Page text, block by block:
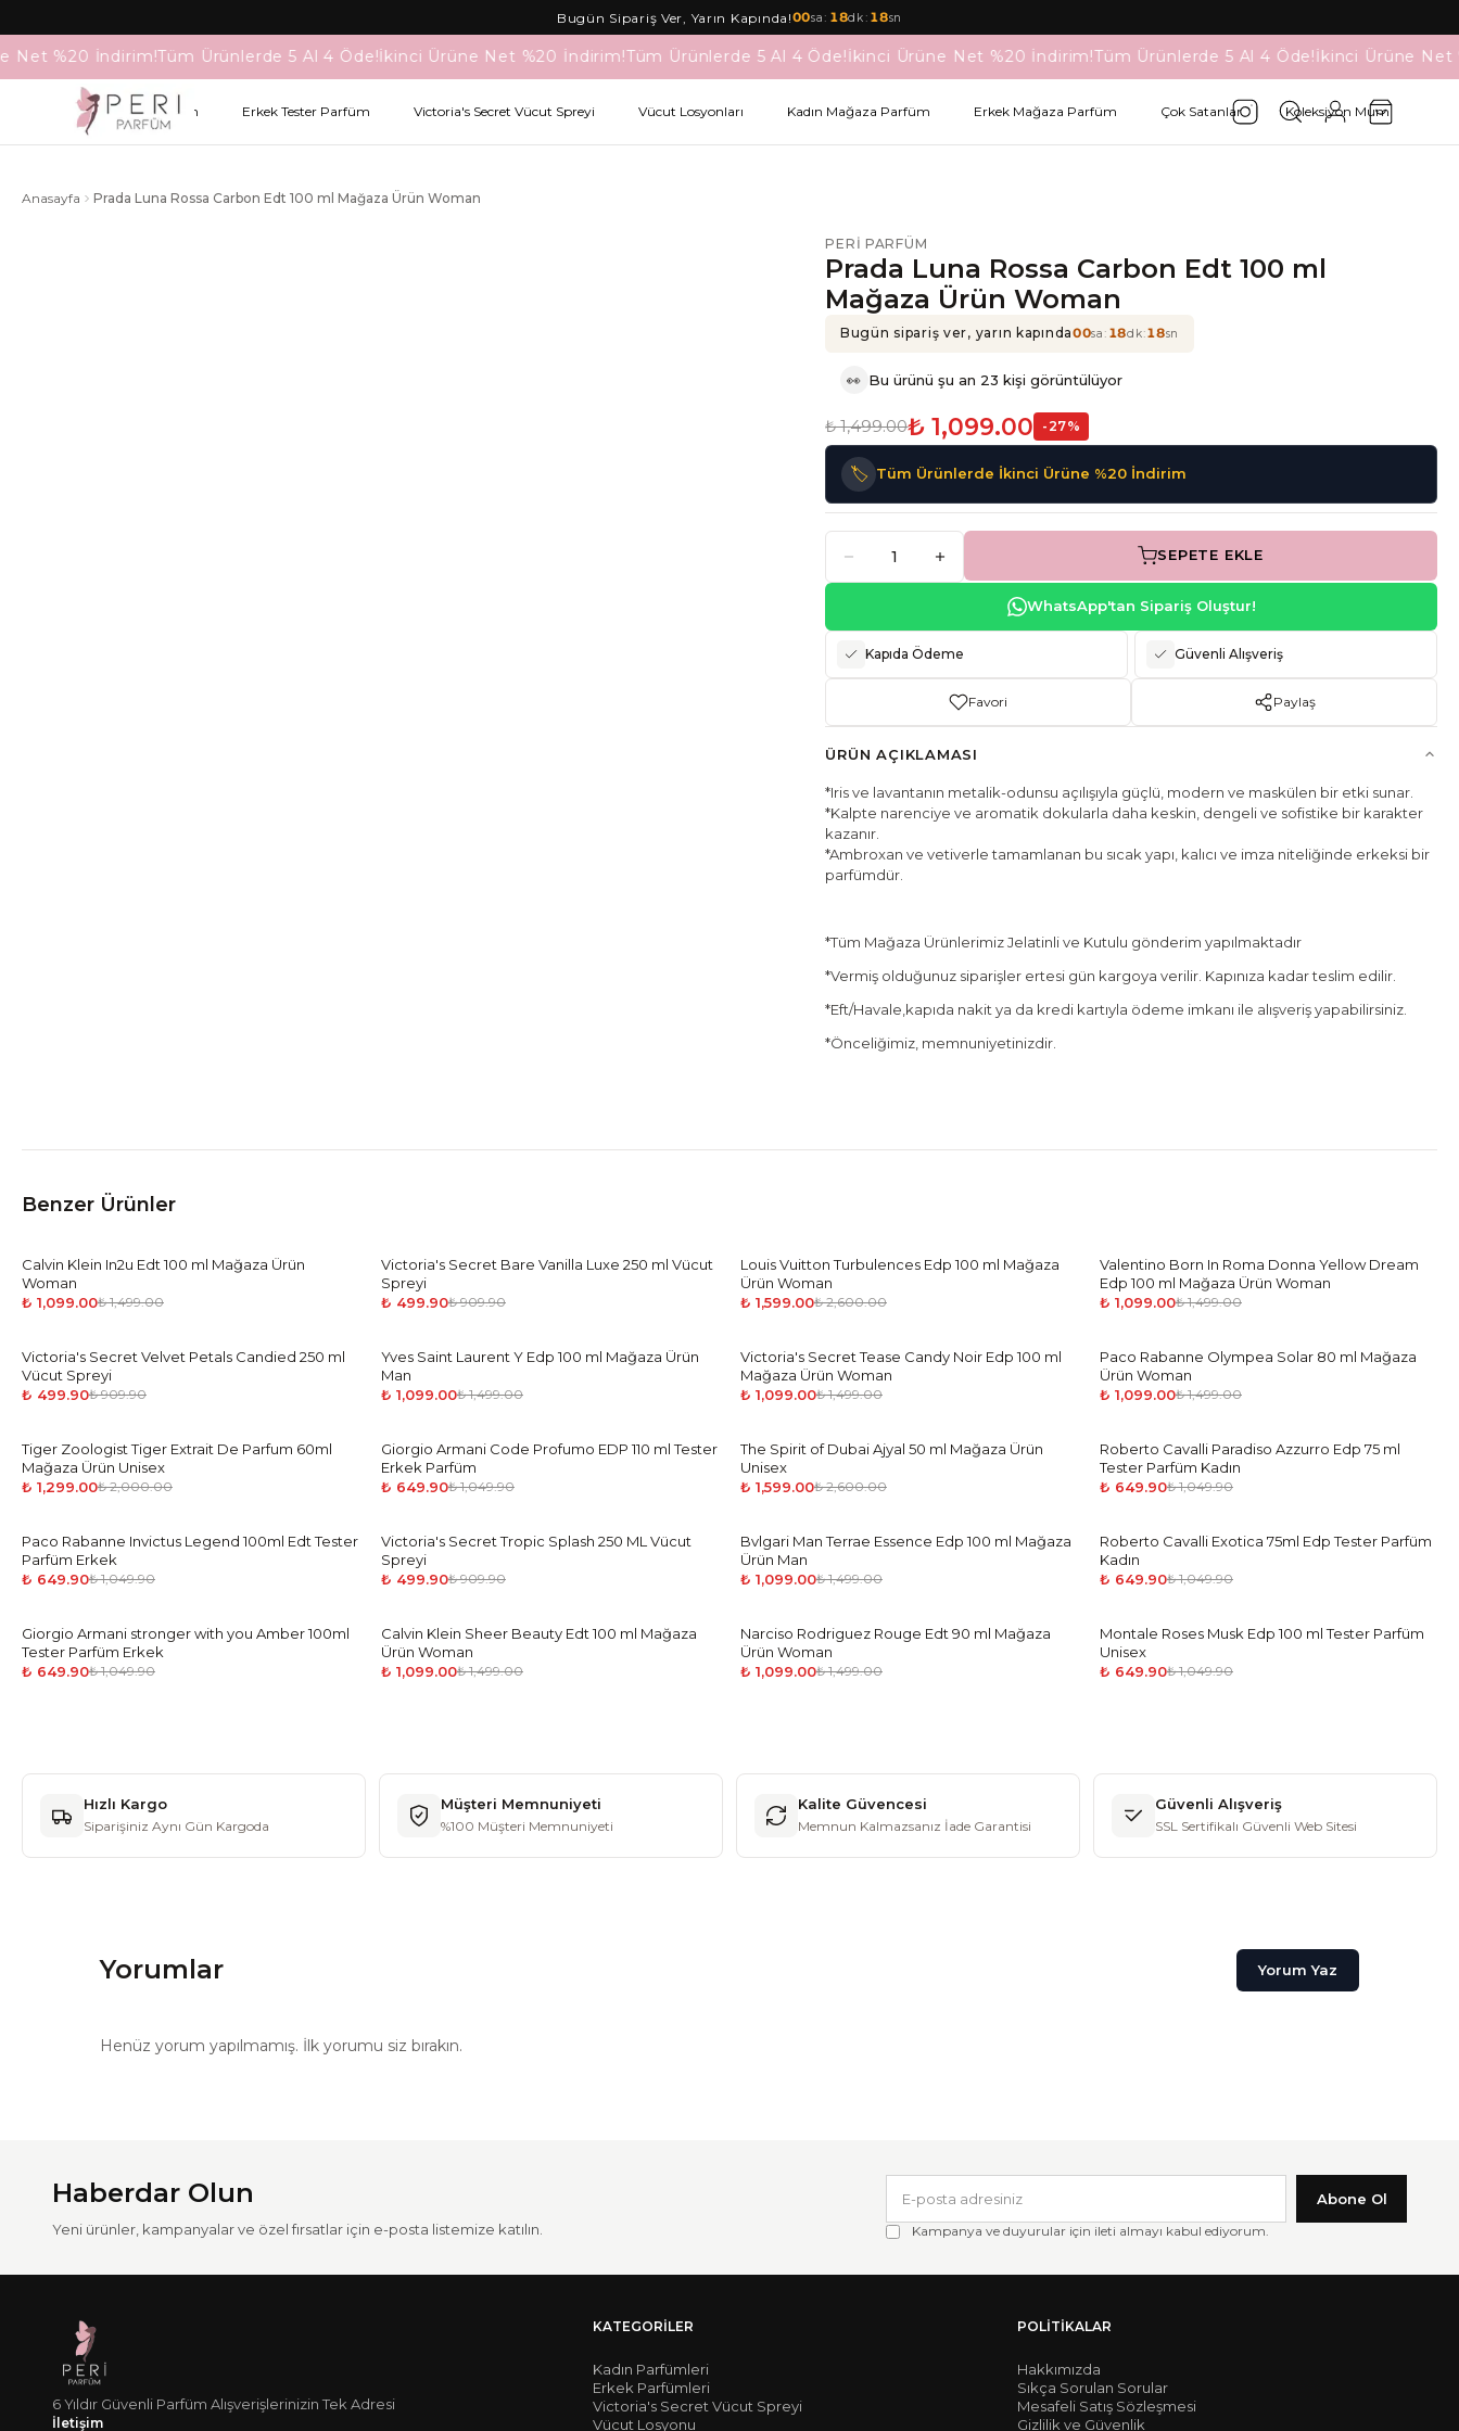
Bugün Sipariş Ver, Yarın Kapında!00sa : 18dk : 18sn
Net %20 İndirim!Tüm Ürünlerde 5 Al 4 Öde!İkinci Ürüne Net %20 İndirim!Tüm Ürünlerde 5 Al 4 Öde!İkinci Ürüne Net %20 İndirim!Tüm Ürünlerde 5 Al 4 Öde!İkinci Ürüne Net
Kadın Tester Parfüm Erkek Tester Parfüm Victoria's Secret Vücut Spreyi Vücut Losyonları Kadın Mağaza Parfüm Erkek Mağaza Parfüm Çok Satanlar Koleksiyon Mum
Anasayfa Prada Luna Rossa Carbon Edt 100 ml Mağaza Ürün Woman
PERI PARFÜM
Prada Luna Rossa Carbon Edt 100 ml
Mağaza Ürün Woman
Bugün sipariş ver, yarın kapında00sa : 18dk:18sn
👀 Bu ürünü şu an 23 kişi görüntülüyor
₺ 1,499.00₺ 1,099.00 - 27%
🏷️ Tüm Ürünlerde İkinci Ürüne %20 İndirim
SEPETE EKLE
WhatsApp'tan Sipariş Oluştur!
Kapıda Ödeme Güvenli Alışveriş
Favori Paylaş
ÜRÜN AÇIKLAMASI
*Iris ve lavantanın metalik-odunsu açılışıyla güçlü, modern ve maskülen bir etki sunar.
*Kalpte narenciye ve aromatik dokularla daha keskin, dengeli ve sofistike bir karakter
kazanır.
*Ambroxan ve vetiverle tamamlanan bu sıcak yapı, kalıcı ve imza niteliğinde erkeksi bir
parfümdür.
*Tüm Mağaza Ürünlerimiz Jelatinli ve Kutulu gönderim yapılmaktadır
*Vermiş olduğunuz siparişler ertesi gün kargoya verilir. Kapınıza kadar teslim edilir.
*Eft/Havale,kapıda nakit ya da kredi kartıyla ödeme imkanı ile alışveriş yapabilirsiniz.
*Önceliğimiz, memnuniyetinizdir.
Benzer Ürünler
-27%
Calvin Klein In2u Edt 100 ml Mağaza Ürün
Woman
₺ 1,099.00₺ 1,499.00
-45%
Victoria's Secret Bare Vanilla Luxe 250 ml Vücut
Spreyi
₺ 499.90₺ 909.90
- 39%
Louis Vuitton Turbulences Edp 100 ml Mağaza
Ürün Woman
₺ 1,599.00₺ 2,600.00
-27%
Valentino Born In Roma Donna Yellow Dream
Edp 100 ml Mağaza Ürün Woman
₺ 1,099.00₺ 1,499.00
-45%
Victoria's Secret Velvet Petals Candied 250 ml
Vücut Spreyi
₺ 499.90₺ 909.90
-27%
Yves Saint Laurent Y Edp 100 ml Mağaza Ürün
Man
₺ 1,099.00₺ 1,499.00
-27%
Victoria's Secret Tease Candy Noir Edp 100 ml
Mağaza Ürün Woman
₺ 1,099.00₺ 1,499.00
-27 %
Paco Rabanne Olympea Solar 80 ml Mağaza
Ürün Woman
₺ 1,099.00₺ 1,499.00
-35 %
Tiger Zoologist Tiger Extrait De Parfum 60ml
Mağaza Ürün Unisex
₺ 1,299.00₺ 2,000.00
-38%
Giorgio Armani Code Profumo EDP 110 ml Tester
Erkek Parfüm
₺ 649.90₺ 1,049.90
-39%
The Spirit of Dubai Ajyal 50 ml Mağaza Ürün
Unisex
₺ 1,599.00₺ 2,600.00
-38%
Roberto Cavalli Paradiso Azzurro Edp 75 ml
Tester Parfüm Kadın
₺ 649.90₺ 1,049.90
-38 %
Paco Rabanne Invictus Legend 100ml Edt Tester
Parfüm Erkek
₺ 649.90₺ 1,049.90
-45%
Victoria's Secret Tropic Splash 250 ML Vücut
Spreyi
₺ 499.90₺ 909.90
-27%
Bvlgari Man Terrae Essence Edp 100 ml Mağaza
Ürün Man
₺ 1,099.00₺ 1,499.00
-38%
Roberto Cavalli Exotica 75ml Edp Tester Parfüm
Kadın
₺ 649.90₺ 1,049.90
-38%
Giorgio Armani stronger with you Amber 100ml
Tester Parfüm Erkek
₺ 649.90₺ 1,049.90
-27%
Calvin Klein Sheer Beauty Edt 100 ml Mağaza
Ürün Woman
₺ 1,099.00₺ 1,499.00
-27%
Narciso Rodriguez Rouge Edt 90 ml Mağaza
Ürün Woman
₺ 1,099.00₺ 1,499.00
-38%
Montale Roses Musk Edp 100 ml Tester Parfüm
Unisex
₺ 649.90₺ 1,049.90
Hızlı Kargo
Siparişiniz Aynı Gün Kargoda
Müşteri Memnuniyeti
%100 Müşteri Memnuniyeti
Kalite Güvencesi
Memnun Kalmazsanız İade Garantisi
Güvenli Alışveriş
SSL Sertifikalı Güvenli Web Sitesi
Yorumlar Yorum Yaz
Henüz yorum yapılmamış. İlk yorumu siz bırakın.
Haberdar Olun
Yeni ürünler, kampanyalar ve özel fırsatlar için e-posta listemize katılın.
Abone Ol
Kampanya ve duyurular için ileti almayı kabul ediyorum.
6 Yıldır Güvenli Parfüm Alışverişlerinizin Tek Adresi
İletişim
KATEGORILER
Kadın Parfümleri
Erkek Parfümleri
Victoria's Secret Vücut Spreyi
Vücut Losyonu
POLITIKALAR
Hakkımızda
Sıkça Sorulan Sorular
Mesafeli Satış Sözleşmesi
Gizlilik ve Güvenlik